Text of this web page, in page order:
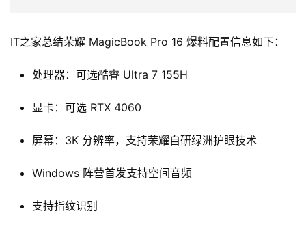
IT之家总结荣耀 MagicBook Pro 16 爆料配置信息如下：
处理器：可选酷睿 Ultra 7 155H
显卡：可选 RTX 4060
屏幕：3K 分辨率，支持荣耀自研绿洲护眼技术
Windows 阵营首发支持空间音频
支持指纹识别